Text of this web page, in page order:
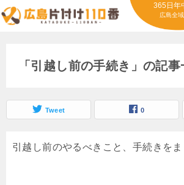
365日年
広島全
「引越し前の手続き」の記
Tweet 0
引越し前のやるべきこと、手続きをま